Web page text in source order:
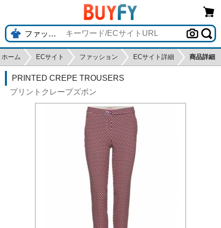
ホーム ECサイト ファッション ECサイト詳細 商品詳細
PRINTED CREPE TROUSERS
プリントクレープズボン